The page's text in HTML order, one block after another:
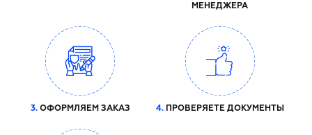
МЕНЕДЖЕРА
3.ОФОРМЛЯЕМ ЗАКАЗ 4.ПРОВЕРЯЕТЕ ДОКУМЕНТЫ